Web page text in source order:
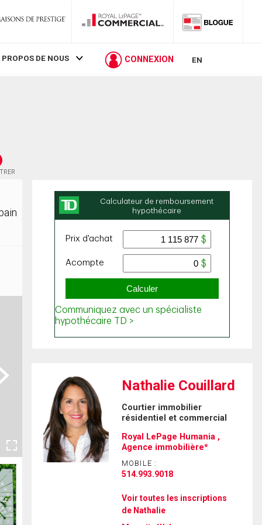
PROPOS DE NOUS CONNEXION EN
Nathalie Couillard
Courtier immobilier
résidentiel et commercial
Royal LePage Humania ,
Agence immobilière*
MOBILE :
514.993.9018
Voir toutes les inscriptions
de Nathalie